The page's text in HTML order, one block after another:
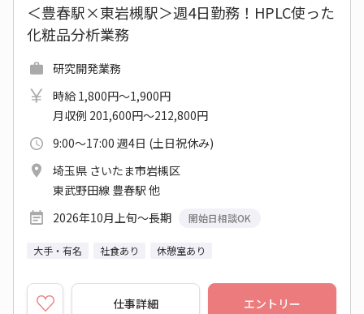
＜豊春駅×東岩槻駅＞週4日勤務！HPLC使った
化粧品分析業務
研究開発業務
時給 1,800円～1,900円
月収例 201,600円～212,800円
9:00～17:00 週4日 (土日祝休み)
埼玉県 さいたま市岩槻区
東武野田線 豊春駅 他
2026年10月上旬～長期
開始日相談OK
大手・有名 社食あり 休憩室あり
仕事詳細 エントリー